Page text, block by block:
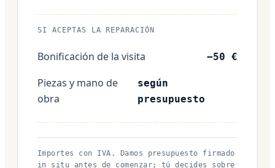
SI ACEPTAS LA REPARACIÓN
Bonificación de la visita −50 €
Piezas y mano de
obra
según
presupuesto
Importes con IVA. Damos presupuesto firmado
in situ antes de comenzar; tú decides sobre